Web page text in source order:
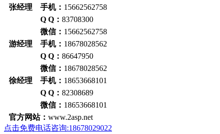
张经理 手机： 15662562758
Q Q： 83708300
微信： 15662562758
游经理 手机： 18678028562
Q Q： 86647950
微信： 18678028562
徐经理 手机： 18653668101
Q Q： 82308689
微信： 18653668101
官方网站： www.2asp.net
点击免费电话咨询:18678029022